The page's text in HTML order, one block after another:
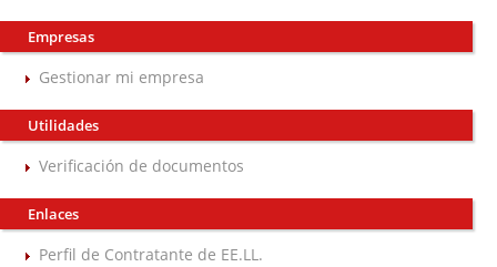
Empresas
Gestionar mi empresa
Utilidades
Verificación de documentos
Enlaces
Perfil de Contratante de EE.LL.